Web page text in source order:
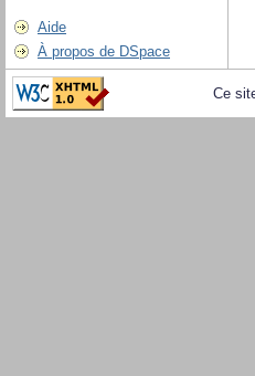
Aide
À propos de DSpace
Ce